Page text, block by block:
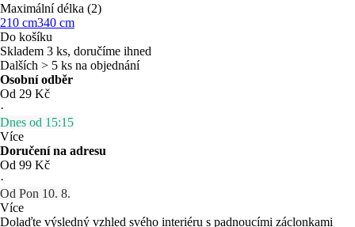
Maximální délka (2)
210 cm340 cm
Do košíku
Skladem 3 ks, doručíme ihned
Dalších > 5 ks na objednání
Osobní odběr
Od 29 Kč
·
Dnes od 15:15
Více
Doručení na adresu
Od 99 Kč
·
Od Pon 10. 8.
Více
Dolaďte výsledný vzhled svého interiéru s padnoucími záclonkami